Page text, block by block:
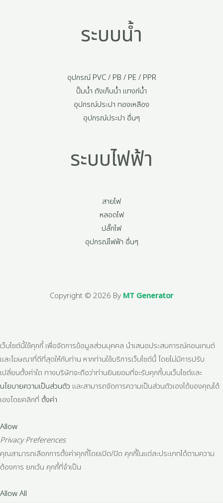
ระบบน้ำ
อุปกรณ์ PVC / PB / PE / PPR
ปั๊มน้ำ ถังเก็บน้ำ แทงก์น้ำ
อุปกรณ์ประปา ทองเหลือง
อุปกรณ์ประปา อื่นๆ
ระบบไฟฟ้า
สายไฟ
หลอดไฟ
ปลั๊กไฟ
อุปกรณ์ไฟฟ้า อื่นๆ
Copyright © 2026 By MT Generator
เว็บไซต์นี้ใช้คุกกี้ เพื่อจัดการข้อมูลส่วนบุคคล นำเสนอประสบการณ์คอนเทนต์
และโฆษณาที่ดีที่สุดให้กับท่าน หากท่านใช้บริการเว็บไซต์นี้ โดยไม่มีการปรับ
เปลี่ยนตั้งค่าใด ทางบริษัทจะถือว่าท่านยินยอมที่จะรับคุกกี้บนเว็บไซต์และ
นโยบายความเป็นส่วนตัว และสามารถจัดการความเป็นส่วนตัวเองได้ของคุณได้
เองโดยคลิกที่ ตั้งค่า
Allow
Privacy Preferences
คุณสามารถเลือกการตั้งค่าคุกกี้โดยเปิด/ปิด คุกกี้ในแต่ละประเภทได้ตามความ
ต้องการ ยกเว้น คุกกี้ที่จำเป็น
Allow All